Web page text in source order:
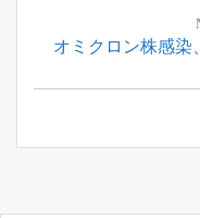
シ
ョ
Next
オミクロン株感染